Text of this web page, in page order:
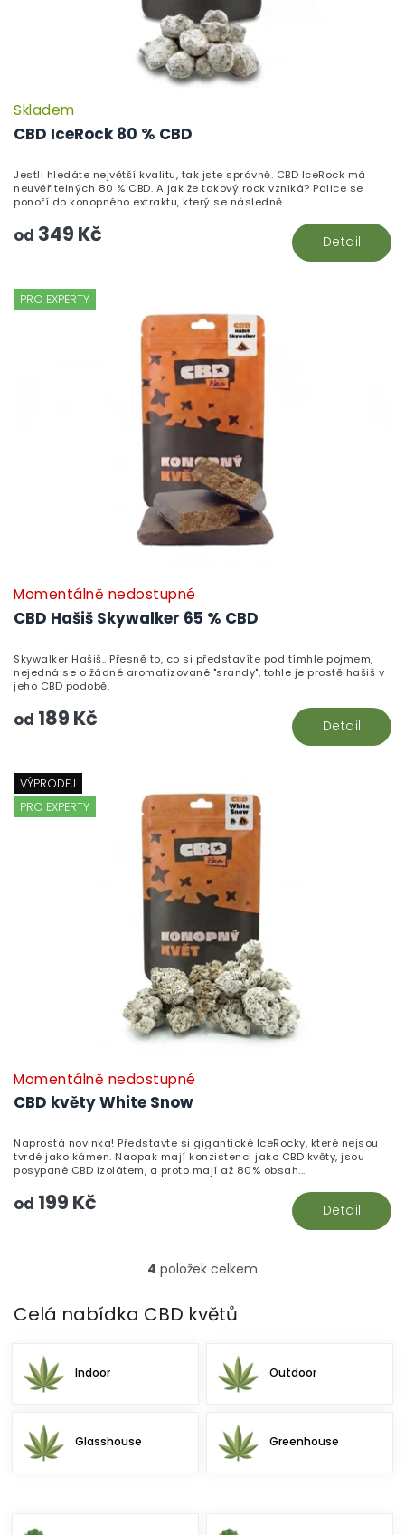
CBD IceRock 80 % CBD
Skladem
od 349 Kč Detail
Jestli hledáte největší kvalitu, tak jste správně. CBD IceRock má
neuvěřitelných 80 % CBD. A jak že takový rock vzniká? Palice se
ponoří do konopného extraktu, který se následně...
PRO EXPERTY
CBD Hašiš Skywalker 65 % CBD
Momentálně nedostupné
od 189 Kč Detail
Skywalker Hašiš.. Přesně to, co si představíte pod tímhle pojmem,
nejedná se o žádné aromatizované "srandy", tohle je prostě hašiš v
jeho CBD podobě.
VÝPRODEJ
PRO EXPERTY
CBD květy White Snow
Momentálně nedostupné
od 199 Kč Detail
Naprostá novinka! Představte si gigantické IceRocky, které nejsou
tvrdé jako kámen. Naopak mají konzistenci jako CBD květy, jsou
posypané CBD izolátem, a proto mají až 80% obsah...
O
l
á
4 položek celkem
Celá nabídka CBD květů
Indoor Outdoor
Glasshouse Greenhouse